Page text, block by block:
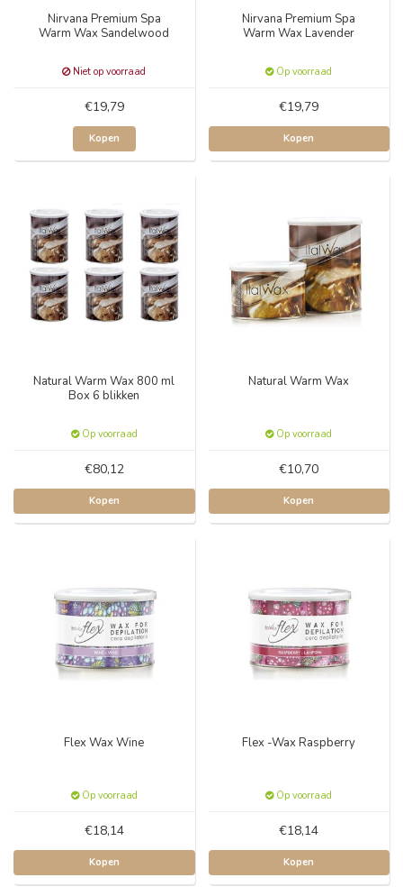
Nirvana Premium Spa
Warm Wax Sandelwood
Niet op voorraad
€19,79
Kopen
Nirvana Premium Spa
Warm Wax Lavender
Op voorraad
€19,79
Kopen
Natural Warm Wax 800 ml
Box 6 blikken
Op voorraad
€80,12
Kopen
Natural Warm Wax
Op voorraad
€10,70
Kopen
Flex Wax Wine
Op voorraad
€18,14
Kopen
Flex -Wax Raspberry
Op voorraad
€18,14
Kopen